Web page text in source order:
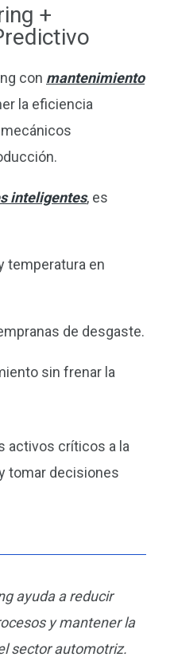
+
con mantenimiento
la eficiencia
inteligentes, es
temperatura en
de desgaste.
sin frenar la
activos críticos a la
tomar decisiones
ayuda a reducir
y mantener la
sector automotriz.